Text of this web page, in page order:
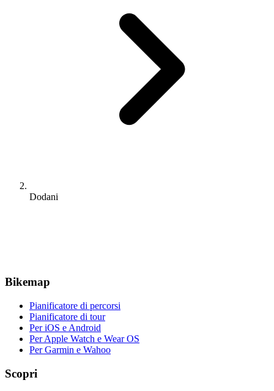
Dodani
Bikemap
Pianificatore di percorsi
Pianificatore di tour
Per iOS e Android
Per Apple Watch e Wear OS
Per Garmin e Wahoo
Scopri